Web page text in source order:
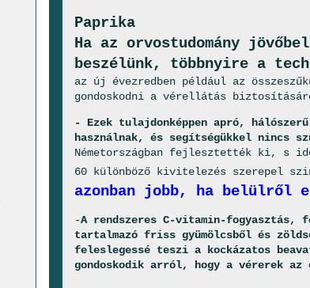
Paprika
Ha az orvostudomány
beszélünk, többnyire a
az új évezredben például az
gondoskodni a vérellátás
- Ezek tulajdonképpen apró,
használnak, és segítségükkel nincs
Németországban fejlesztették ki, s
60 különböző kivitelezés szerepel
azonban jobb, ha belülről
-A rendszeres C-vitamin-fogyasztás,
tartalmazó friss gyümölcsből és
feleslegessé teszi a kockázatos
gondoskodik arról, hogy a vérerek az